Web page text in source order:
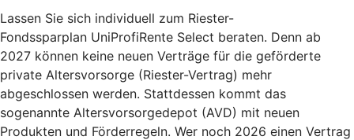
Lassen Sie sich individuell zum Riester-
Fondssparplan UniProfiRente Select beraten. Denn ab
2027 können keine neuen Verträge für die geförderte
private Altersvorsorge (Riester-Vertrag) mehr
abgeschlossen werden. Stattdessen kommt das
sogenannte Altersvorsorgedepot (AVD) mit neuen
Produkten und Förderregeln. Wer noch 2026 einen Vertrag